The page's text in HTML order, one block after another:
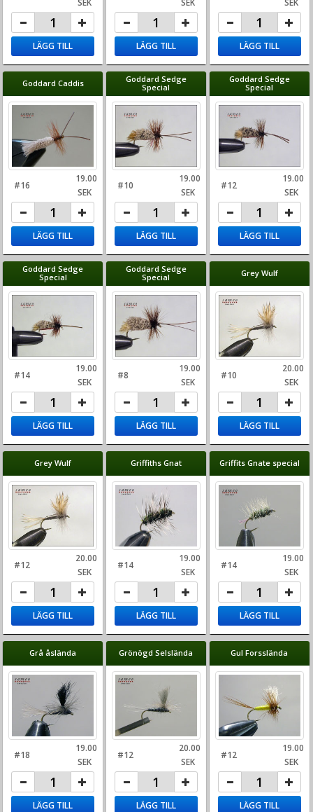
LÄGG TILL LÄGG TILL LÄGG TILL
Goddard Caddis
#16
19.00
SEK
LÄGG TILL
Goddard Sedge
Special
#10
19.00
SEK
LÄGG TILL
Goddard Sedge
Special
#12
19.00
SEK
LÄGG TILL
Goddard Sedge
Special
#14
19.00
SEK
LÄGG TILL
Goddard Sedge
Special
#8
19.00
SEK
LÄGG TILL
Grey Wulf
#10
20.00
SEK
LÄGG TILL
Grey Wulf
#12
20.00
SEK
LÄGG TILL
Griffiths Gnat
#14
19.00
SEK
LÄGG TILL
Griffits Gnate special
#14
19.00
SEK
LÄGG TILL
Grå åslända
#18
19.00
SEK
LÄGG TILL
Grönögd Selslända
#12
20.00
SEK
LÄGG TILL
Gul Forsslända
#12
19.00
SEK
LÄGG TILL